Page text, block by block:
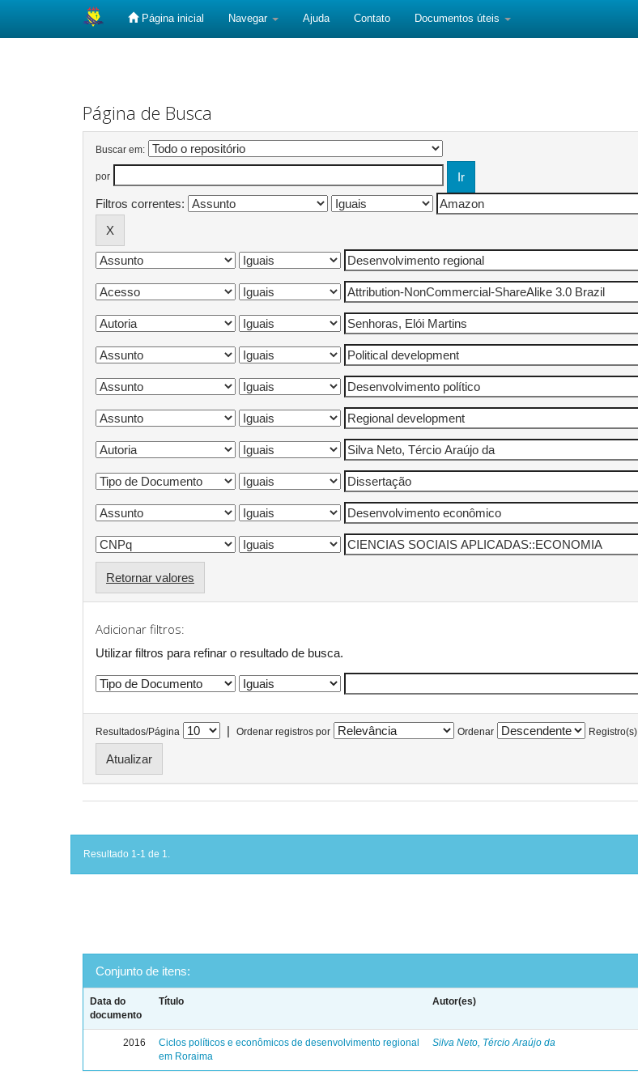
Página inicial Navegar Ajuda Contato Documentos úteis
Página de Busca
Buscar em:
por
Filtros correntes:
Retornar valores
Adicionar filtros:
Utilizar filtros para refinar o resultado de busca.
Resultados/Página | Ordenar registros por Ordenar Registro(s)
Resultado 1-1 de 1.
Conjunto de itens:
Data do
documento
Título Autor(es)
2016
Ciclos políticos e econômicos de desenvolvimento regional
em Roraima
Silva Neto, Tércio Araújo da